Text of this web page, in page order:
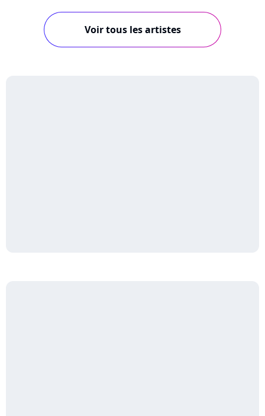
Voir tous les artistes